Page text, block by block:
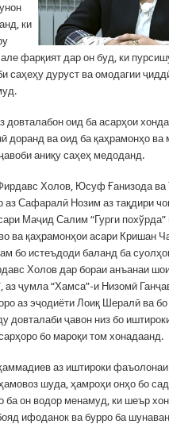
ки
фарқият дар он буд, ки
саҳеҳу дуруст ва омодагии
довталабон оид ба асарҳои
доранд ва оид ба қаҳрамонҳо
аниқу саҳеҳ медоданд.
Холов, Юсуф Ғанизода ва
аз Сафаралӣ Нозим аз тақдири
Маҷид Салим “Гурги
ва қаҳрамонҳои асари Кришан
бо истеъдоди баланд ба
Холов дар бораи анъанаи
аз ҷумла “Хамса”-и Низомӣ
аз эҷодиёти Лоиқ Шералӣ ва
довталаби ҷавон низ бо
бо мароқи том хонадаанд.
аз иштироки
шуда, ҳамроҳи онҳо бо
ба он водор менамуд, ки шеър
ифоданок ва бурро ба